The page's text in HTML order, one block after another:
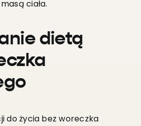
ciała.
dietą
do życia bez woreczka